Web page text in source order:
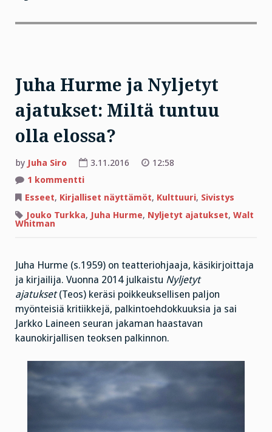
Juha Hurme ja Nyljetyt
ajatukset: Miltä tuntuu
olla elossa?
by Juha Siro 3.11.2016
12:58
1 kommenttiartikkeliin
Hurme
Nyljetyt
ajatukset:
Esseet, Kirjalliset näyttämöt, Kulttuuri, Sivistys
Jouko Turkka, Juha Hurme, Nyljetyt ajatukset, Walt
Whitman
Juha Hurme (s.1959) on teatteriohjaaja, käsikirjoittaja
ja kirjailija. Vuonna 2014 julkaistu Nyljetyt
ajatukset(Teos) keräsi poikkeuksellisen paljon
myönteisiä kritiikkejä, palkintoehdokkuuksia ja sai
Jarkko Laineen seuran jakaman haastavan
kaunokirjallisen teoksen palkinnon.